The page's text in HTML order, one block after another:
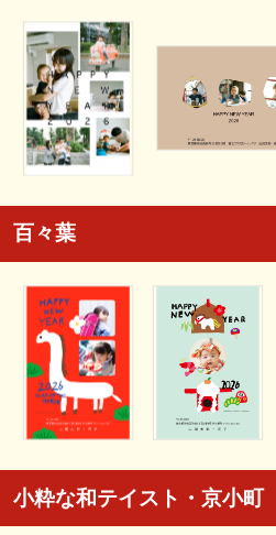
百々葉
小粋な和テイスト・京小町